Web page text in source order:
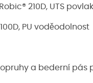
210D, UTS
PU voděodolnost
a bederní pás